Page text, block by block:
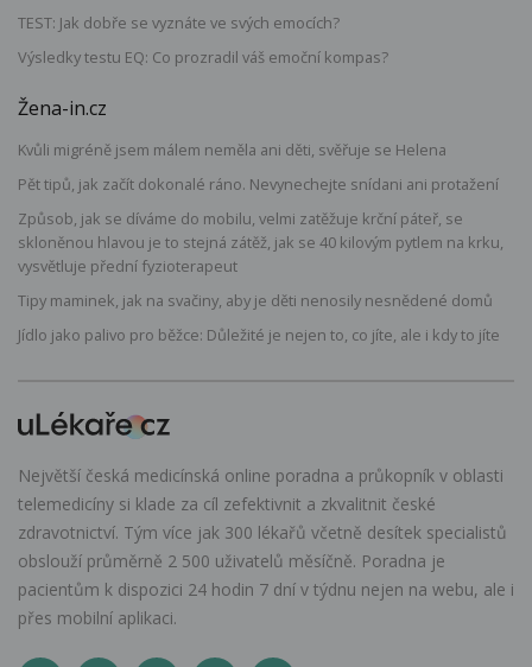
TEST: Jak dobře se vyznáte ve svých emocích?
Výsledky testu EQ: Co prozradil váš emoční kompas?
Žena-in.cz
Kvůli migréně jsem málem neměla ani děti, svěřuje se Helena
Pět tipů, jak začít dokonalé ráno. Nevynechejte snídani ani protažení
Způsob, jak se díváme do mobilu, velmi zatěžuje krční páteř, se
skloněnou hlavou je to stejná zátěž, jak se 40 kilovým pytlem na krku,
vysvětluje přední fyzioterapeut
Tipy maminek, jak na svačiny, aby je děti nenosily nesnědené domů
Jídlo jako palivo pro běžce: Důležité je nejen to, co jíte, ale i kdy to jíte
Největší česká medicínská online poradna a průkopník v oblasti
telemedicíny si klade za cíl zefektivnit a zkvalitnit české
zdravotnictví. Tým více jak 300 lékařů včetně desítek specialistů
obslouží průměrně 2 500 uživatelů měsíčně. Poradna je
pacientům k dispozici 24 hodin 7 dní v týdnu nejen na webu, ale i
přes mobilní aplikaci.